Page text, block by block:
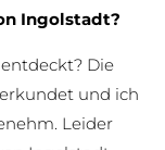
Ingolstadt?
Die
und ich
Leider